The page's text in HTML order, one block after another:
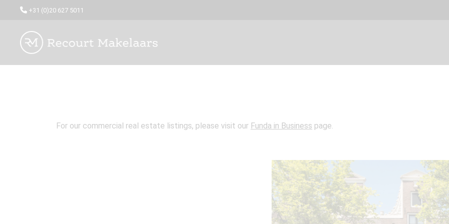
+31 (0)20 627 5011
For our commercial real estate listings, please visit our Funda in Business page.